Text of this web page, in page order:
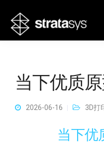
当下优质
2026-06-16 3D打
当下优